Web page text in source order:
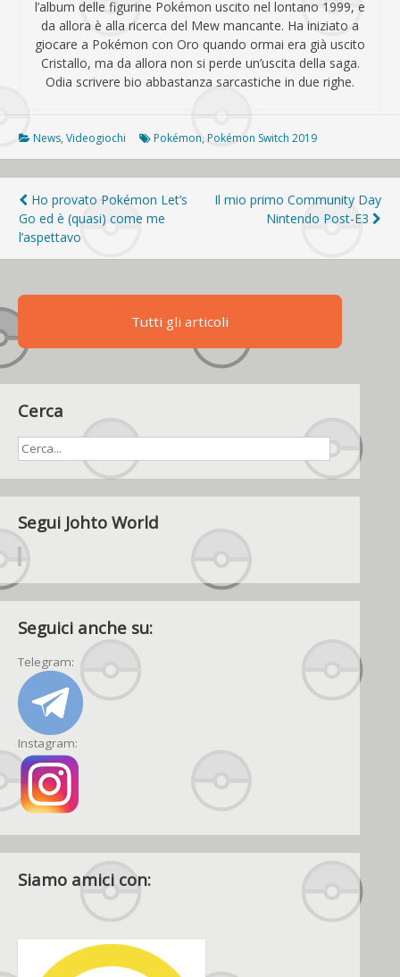
l’album delle figurine Pokémon uscito nel lontano 1999, e
da allora è alla ricerca del Mew mancante. Ha iniziato a
giocare a Pokémon con Oro quando ormai era già uscito
Cristallo, ma da allora non si perde un’uscita della saga.
Odia scrivere bio abbastanza sarcastiche in due righe.
News,Videogiochi Pokémon,Pokémon Switch 2019
Navigazione
articoli
Ho provato Pokémon Let’s
Go ed è (quasi) come me
l’aspettavo
Il mio primo Community Day
Nintendo Post-E3
Tutti gli articoli
Cerca
Segui Johto World
Seguici anche su:
Telegram:
Instagram:
Siamo amici con: